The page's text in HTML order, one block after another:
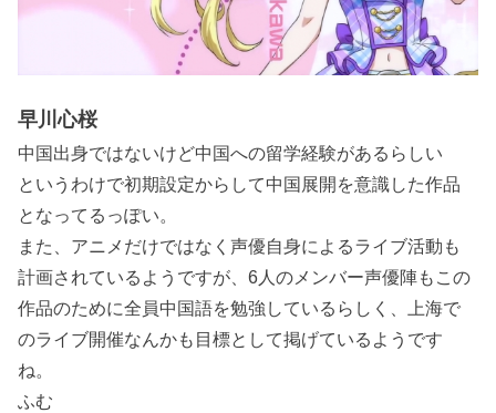
早川心桜
中国出身ではないけど中国への留学経験があるらしい
というわけで初期設定からして中国展開を意識した作品
となってるっぽい。
また、アニメだけではなく声優自身によるライブ活動も
計画されているようですが、6人のメンバー声優陣もこの
作品のために全員中国語を勉強しているらしく、上海で
のライブ開催なんかも目標として掲げているようです
ね。
ふむ